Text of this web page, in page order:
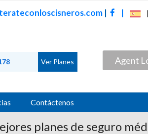
| |
Agent
Contáctenos
planes de seguro